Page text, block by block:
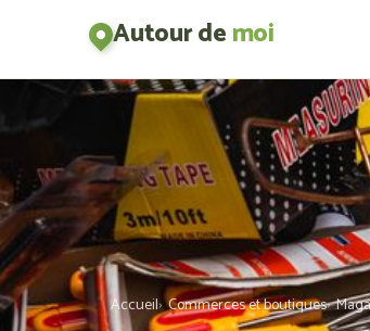
Autour demoi
Accueil Commerces et boutiques